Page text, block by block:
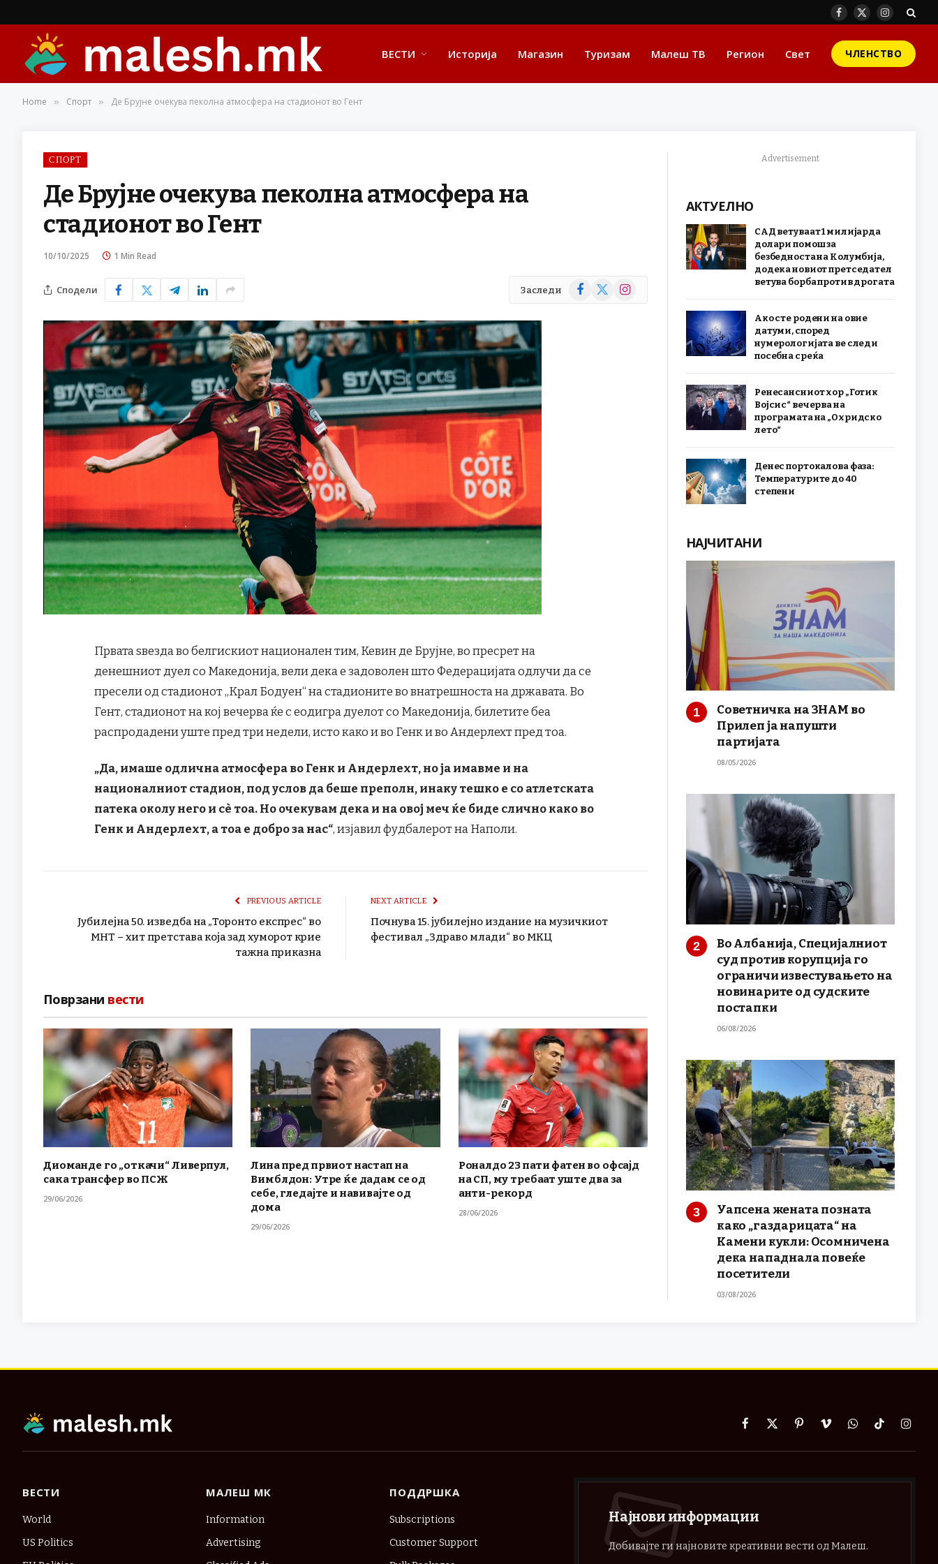
Facebook
X
Instagram
ВЕСТИ Историја Магазин Туризам Малеш ТВ Регион Свет ЧЛЕНСТВО
Home » Спорт » Де Брујне очекува пеколна атмосфера на стадионот во Гент
СПОРТ
Де Брујне очекува пеколна атмосфера на
стадионот во Гент
10/10/2025 1 Min Read
Сподели Заследи Facebook
X
Instagram
Првата ѕвезда во белгискиот национален тим, Кевин де Брујне, во пресрет на
денешниот дуел со Македонија, вели дека е задоволен што Федерацијата одлучи да се
пресели од стадионот „Крал Бодуен“ на стадионите во внатрешноста на државата. Во
Гент, стадионот на кој вечерва ќе с еодигра дуелот со Македонија, билетите беа
распродадени уште пред три недели, исто како и во Генк и во Андерлехт пред тоа.
„Да, имаше одлична атмосфера во Генк и Андерлехт, но ја имавме и на
националниот стадион, под услов да беше преполн, инаку тешко е со атлетската
патека околу него и сè тоа. Но очекувам дека и на овој меч ќе биде слично како во
Генк и Андерлехт, а тоа е добро за нас“, изјавил фудбалерот на Наполи.
PREVIOUS ARTICLE
Јубилејна 50. изведба на „Торонто експрес“ во
МНТ – хит претстава која зад хуморот крие
тажна приказна
NEXT ARTICLE
Почнува 15. јубилејно издание на музичкиот
фестивал „Здраво млади“ во МКЦ
Поврзани вести
Диоманде го „откачи“ Ливерпул,
сака трансфер во ПСЖ
29/06/2026
Лина пред првиот настап на
Вимблдон: Утре ќе дадам се од
себе, гледајте и навивајте од
дома
29/06/2026
Роналдо 23 пати фатен во офсајд
на СП, му требаат уште два за
анти-рекорд
28/06/2026
Advertisement
АКТУЕЛНО
САД ветуваат 1 милијарда
долари помош за
безбедноста на Колумбија,
додека новиот претседател
ветува борба против дрогата
Ако сте родени на овие
датуми, според
нумерологијата ве следи
посебна среќа
Ренесансниот хор „Готик
Војсис“ вечерва на
програмата на „Охридско
лето“
Денес портокалова фаза:
Температурите до 40
степени
НАЈЧИТАНИ
Советничка на ЗНАМ во
Прилеп ја напушти
партијата
08/05/2026
Во Албанија, Специјалниот
суд против корупција го
ограничи известувањето на
новинарите од судските
постапки
06/08/2026
Уапсена жената позната
како „газдарицата“ на
Камени кукли: Осомничена
дека нападнала повеќе
посетители
03/08/2026
Facebook
X
PinterestVimeoWhatsApp
TikTok
ВЕСТИ
World
US Politics
МАЛЕШ МК
Information
Advertising
ПОДДРШКА
Subscriptions
Customer Support
Најнови информации
Добивајте ги најновите креативни вести од Малеш.